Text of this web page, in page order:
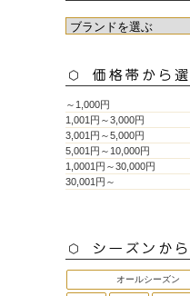
～1,000円
1,001円～3,000円
3,001円～5,000円
5,001円～10,000円
1,0001円～30,000円
30,001円～
オールシーズン